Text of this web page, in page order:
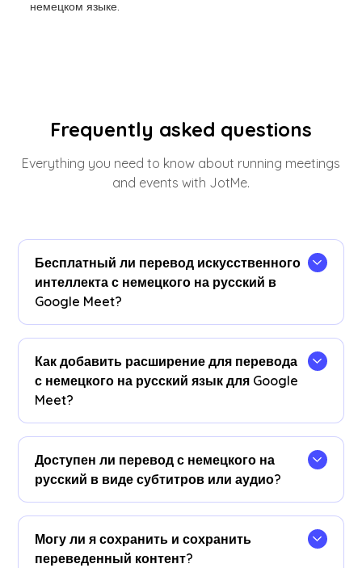
немецком языке.
Frequently asked questions
Everything you need to know about running meetings
and events with JotMe.
Бесплатный ли перевод искусственного
интеллекта с немецкого на русский в
Google Meet?
Да! Вы можете обновить свойпландля
получения дополнительных минут перевода
при необходимости.
Как добавить расширение для перевода
с немецкого на русский язык для Google
Meet?
Добавьте расширение JotMe Chrome, задайте
языковые настройки и получите мгновенный
перевод с немецкого на русский язык в режиме
реального времени в Google Meet.
Доступен ли перевод с немецкого на
русский в виде субтитров или аудио?
Перевод с немецкого на русский доступен в
виде субтитров. Свяжитесь с нами, если вам
нужны варианты перевода аудио.
Могу ли я сохранить и сохранить
переведенный контент?